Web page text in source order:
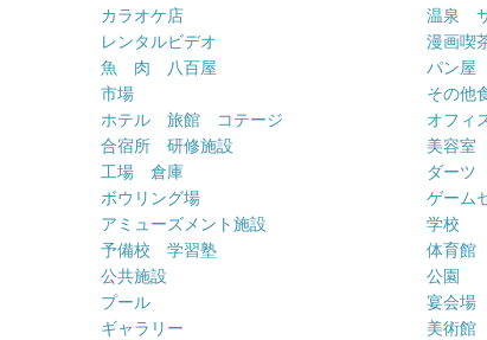
カラオケ店
温泉
レンタルビデオ
漫画喫
魚 肉 八百屋
パン屋
市場
その他
ホテル 旅館 コテージ
オフィ
合宿所 研修施設
美容室
工場 倉庫
ダーツ
ボウリング場
ゲーム
アミューズメント施設
学校
予備校 学習塾
体育館
公共施設
公園
プール
宴会場
ギャラリー 美術館